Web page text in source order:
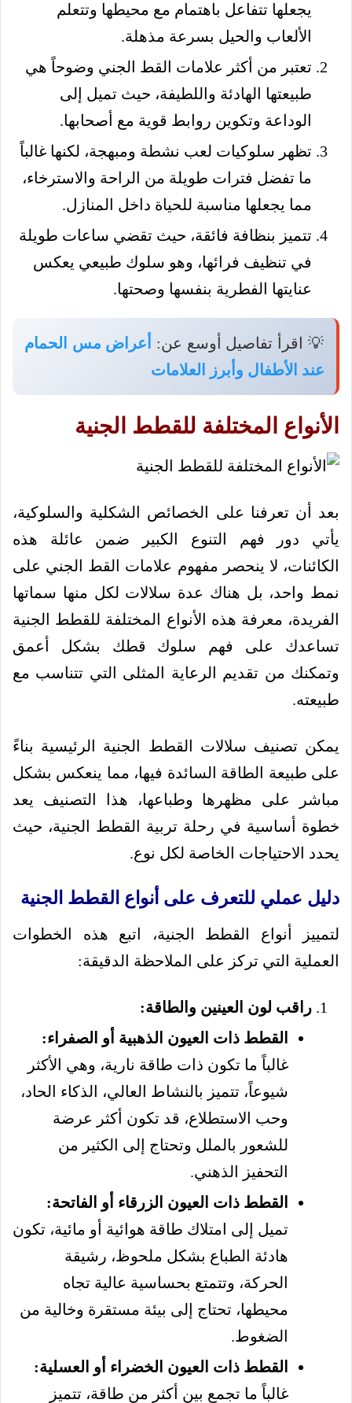
يجعلها تتفاعل باهتمام مع محيطها وتتعلم
الألعاب والحيل بسرعة مذهلة.
تعتبر من أكثر علامات القط الجني وضوحاً هي
طبيعتها الهادئة واللطيفة، حيث تميل إلى
الوداعة وتكوين روابط قوية مع أصحابها.
تظهر سلوكيات لعب نشطة ومبهجة، لكنها غالباً
ما تفضل فترات طويلة من الراحة والاسترخاء،
مما يجعلها مناسبة للحياة داخل المنازل.
تتميز بنظافة فائقة، حيث تقضي ساعات طويلة
في تنظيف فرائها، وهو سلوك طبيعي يعكس
عنايتها الفطرية بنفسها وصحتها.
💡 اقرأ تفاصيل أوسع عن:
أعراض مس الحمام
عند الأطفال وأبرز العلامات
الأنواع المختلفة للقطط الجنية
بعد أن تعرفنا على الخصائص الشكلية والسلوكية،
يأتي دور فهم التنوع الكبير ضمن عائلة هذه
الكائنات، لا ينحصر مفهوم علامات القط الجني على
نمط واحد، بل هناك عدة سلالات لكل منها سماتها
الفريدة، معرفة هذه الأنواع المختلفة للقطط الجنية
تساعدك على فهم سلوك قطك بشكل أعمق
وتمكنك من تقديم الرعاية المثلى التي تتناسب مع
طبيعته.
يمكن تصنيف سلالات القطط الجنية الرئيسية بناءً
على طبيعة الطاقة السائدة فيها، مما ينعكس بشكل
مباشر على مظهرها وطباعها، هذا التصنيف يعد
خطوة أساسية في رحلة تربية القطط الجنية، حيث
يحدد الاحتياجات الخاصة لكل نوع.
دليل عملي للتعرف على أنواع القطط الجنية
لتمييز أنواع القطط الجنية، اتبع هذه الخطوات
العملية التي تركز على الملاحظة الدقيقة:
راقب لون العينين والطاقة:
القطط ذات العيون الذهبية أو الصفراء:
غالباً ما تكون ذات طاقة نارية، وهي الأكثر
شيوعاً، تتميز بالنشاط العالي، الذكاء الحاد،
وحب الاستطلاع، قد تكون أكثر عرضة
للشعور بالملل وتحتاج إلى الكثير من
التحفيز الذهني.
القطط ذات العيون الزرقاء أو الفاتحة:
تميل إلى امتلاك طاقة هوائية أو مائية، تكون
هادئة الطباع بشكل ملحوظ، رشيقة
الحركة، وتتمتع بحساسية عالية تجاه
محيطها، تحتاج إلى بيئة مستقرة وخالية من
الضغوط.
القطط ذات العيون الخضراء أو العسلية:
غالباً ما تجمع بين أكثر من طاقة، تتميز